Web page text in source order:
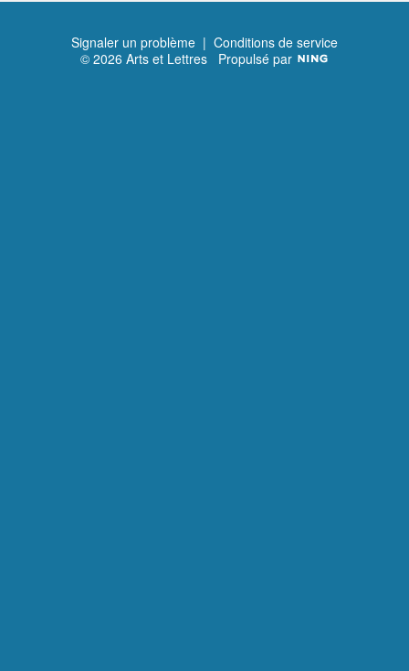
n
t
Signaler un problème | Conditions de service
© 2026 Arts et Lettres Propulsé par